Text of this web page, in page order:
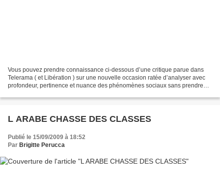
Vous pouvez prendre connaissance ci-dessous d’une critique parue dans
Telerama ( et Libération ) sur une nouvelle occasion ratée d’analyser avec
profondeur, pertinence et nuance des phénomènes sociaux sans prendre
L ARABE CHASSE DES CLASSES
Publié le 15/09/2009 à 18:52
Par Brigitte Perucca